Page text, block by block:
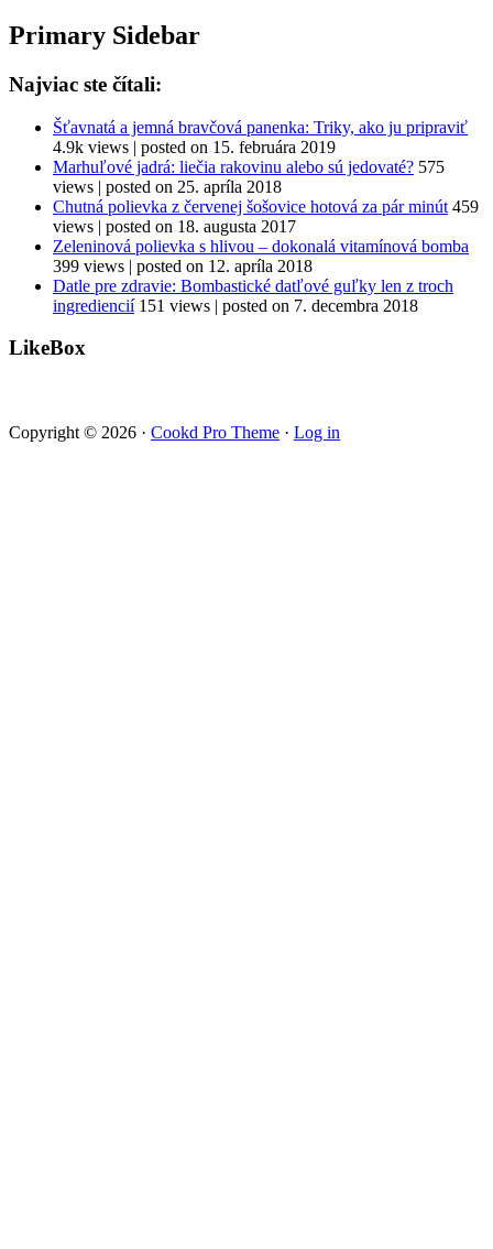
Primary Sidebar
Najviac ste čítali:
Šťavnatá a jemná bravčová panenka: Triky, ako ju pripraviť
4.9k views | posted on 15. februára 2019
Marhuľové jadrá: liečia rakovinu alebo sú jedovaté? 575
views | posted on 25. apríla 2018
Chutná polievka z červenej šošovice hotová za pár minút 459
views | posted on 18. augusta 2017
Zeleninová polievka s hlivou – dokonalá vitamínová bomba
399 views | posted on 12. apríla 2018
Datle pre zdravie: Bombastické datľové guľky len z troch
ingrediencií 151 views | posted on 7. decembra 2018
LikeBox
Copyright © 2026 · Cookd Pro Theme · Log in